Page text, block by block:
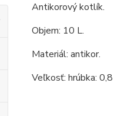
Antikorový kotlík.
Objem: 10 L.
Materiál: antikor.
Veľkosť: hrúbka: